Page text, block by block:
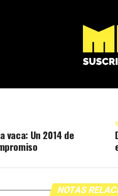
vaca: Un 2014 de
NOTAS